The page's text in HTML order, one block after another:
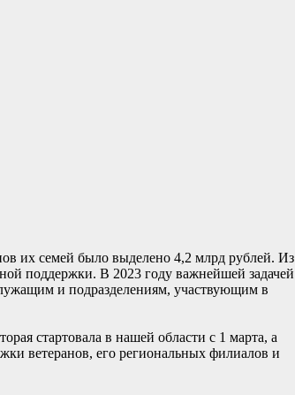
их семей было выделено 4,2 млрд рублей. Из
поддержки. В 2023 году важнейшей задачей
и подразделениям, участвующим в
стартовала в нашей области с 1 марта, а
ветеранов, его региональных филиалов и